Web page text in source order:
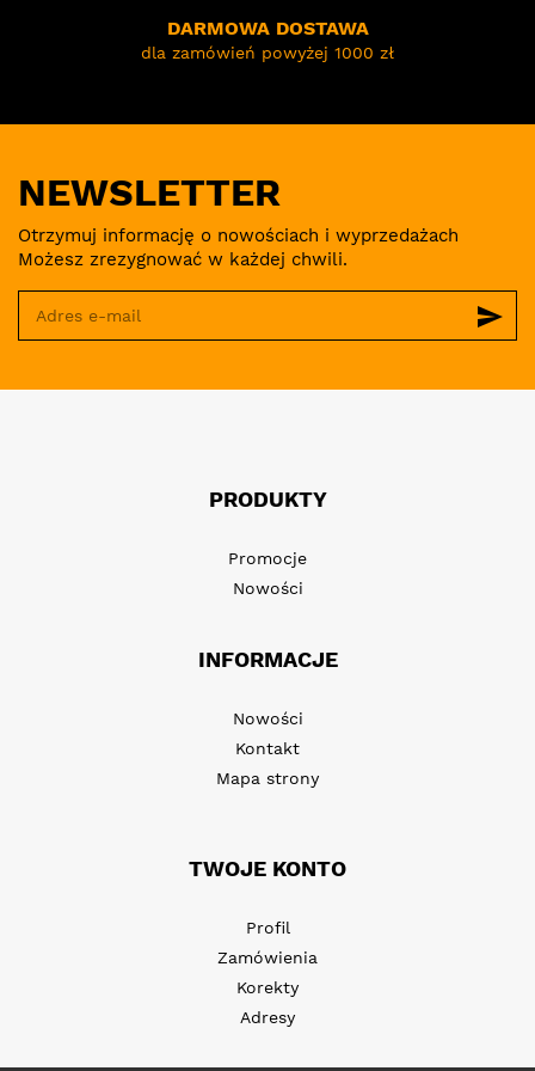
DARMOWA DOSTAWA
dla zamówień powyżej 1000 zł
NEWSLETTER
Otrzymuj informację o nowościach i wyprzedażach
Możesz zrezygnować w każdej chwili.
send
PRODUKTY
Promocje
Nowości
INFORMACJE
Nowości
Kontakt
Mapa strony
TWOJE KONTO
Profil
Zamówienia
Korekty
Adresy